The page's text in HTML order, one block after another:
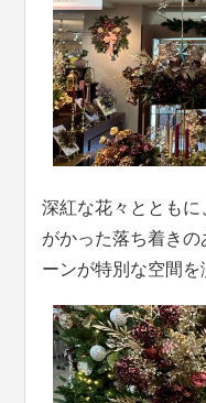
深紅な花々ととも
がかった落ち着きの
ーンが特別な空間を